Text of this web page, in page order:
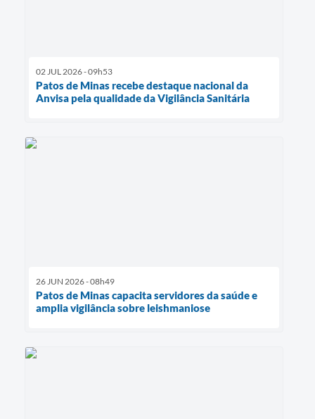
02 JUL 2026 - 09h53
Patos de Minas recebe destaque nacional da
Anvisa pela qualidade da Vigilância Sanitária
26 JUN 2026 - 08h49
Patos de Minas capacita servidores da saúde e
amplia vigilância sobre leishmaniose